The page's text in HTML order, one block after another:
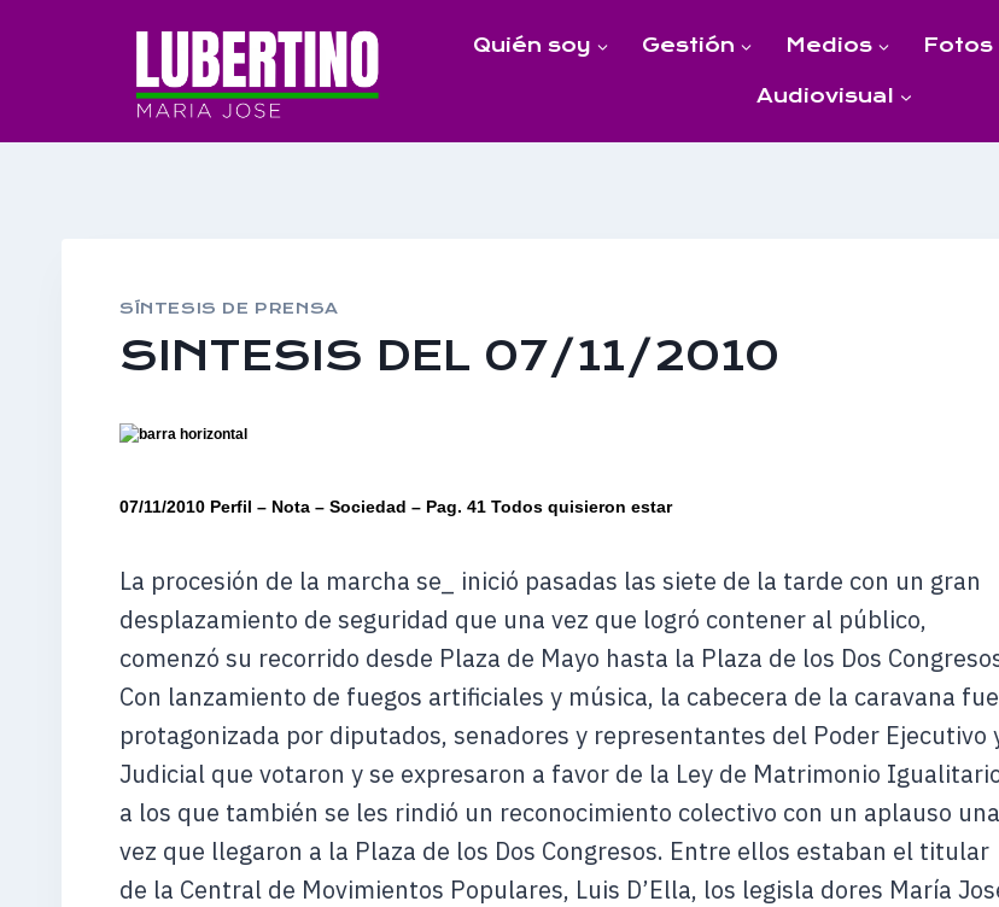
Quién soy Gestión Medios Fotos
Audiovisual
SÍNTESIS DE PRENSA
SINTESIS DEL 07/11/2010
07/11/2010 Perfil – Nota – Sociedad – Pag. 41 Todos quisieron estar
La procesión de la marcha se_ inició pasadas las siete de la tarde con un gran
desplazamiento de seguridad que una vez que logró contener al público,
comenzó su recorrido desde Plaza de Mayo hasta la Plaza de los Dos
Con lanzamiento de fuegos artificiales y música, la cabecera de la caravana fue
protagonizada por diputados, senadores y representantes del Poder Ejecutivo
Judicial que votaron y se expresaron a favor de la Ley de Matrimonio
a los que también se les rindió un reconocimiento colectivo con un aplauso una
vez que llegaron a la Plaza de los Dos Congresos. Entre ellos estaban el titular
de la Central de Movimientos Populares, Luis D’Ella, los legisla dores María